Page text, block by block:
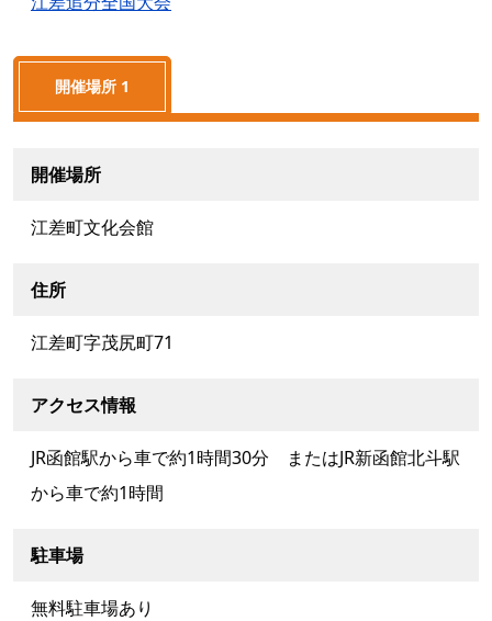
開催場所 1
開催場所
江差町文化会館
住所
江差町字茂尻町71
アクセス情報
JR函館駅から車で約1時間30分 またはJR新函館北斗駅
から車で約1時間
駐車場
無料駐車場あり